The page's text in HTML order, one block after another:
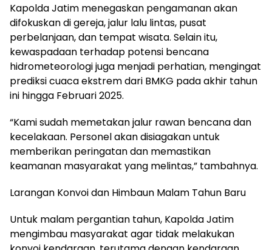
Kapolda Jatim menegaskan pengamanan akan
difokuskan di gereja, jalur lalu lintas, pusat
perbelanjaan, dan tempat wisata. Selain itu,
kewaspadaan terhadap potensi bencana
hidrometeorologi juga menjadi perhatian, mengingat
prediksi cuaca ekstrem dari BMKG pada akhir tahun
ini hingga Februari 2025.
“Kami sudah memetakan jalur rawan bencana dan
kecelakaan. Personel akan disiagakan untuk
memberikan peringatan dan memastikan
keamanan masyarakat yang melintas,” tambahnya.
Larangan Konvoi dan Himbaun Malam Tahun Baru
Untuk malam pergantian tahun, Kapolda Jatim
mengimbau masyarakat agar tidak melakukan